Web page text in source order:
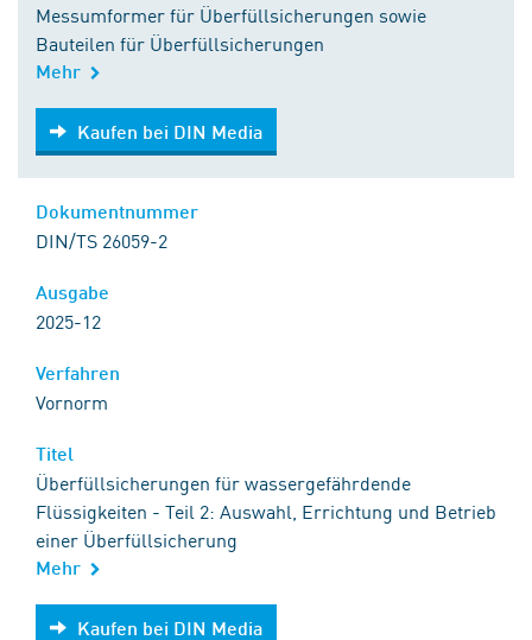
Messumformer für Überfüllsicherungen sowie
Bauteilen für Überfüllsicherungen
Mehr
Kaufen bei DIN Media
Kaufen bei DIN Media
DIN/TS 26059-2
2025-12
Vornorm
Überfüllsicherungen für wassergefährdende
Flüssigkeiten - Teil 2: Auswahl, Errichtung und Betrieb
einer Überfüllsicherung
Mehr
Kaufen bei DIN Media
Kaufen bei DIN Media